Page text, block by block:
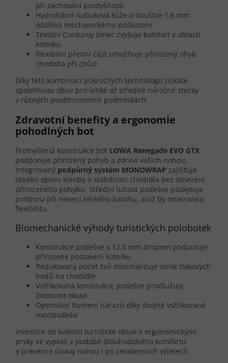
při zachování prodyšnosti
Hydrofobní nubuková kůže o tloušťce 1,6 mm
odolává mechanickému poškození
Textilní Corduroy límec zvyšuje komfort v oblasti
kotníku
Flexibilní přední část umožňuje přirozený ohyb
chodidla při chůzi
Díky této kombinaci pokročilých technologií získáte
spolehlivou obuv pro lehké až středně náročné stezky
v různých povětrnostních podmínkách.
Zdravotní benefity a ergonomie
pohodlných bot
Promyšlená konstrukce bot LOWA Renegade EVO GTX
podporuje přirozený pohyb a zdraví vašich nohou.
Integrovaný podpůrný systém MONOWRAP zajišťuje
ideální oporu klenby a stabilizaci chodidla bez omezení
přirozeného pohybu. Střední tuhost podešve poskytuje
podporu při nesení lehkého batohu, aniž by omezovala
flexibilitu.
Biomechanické výhody turistických polobotek
Konstrukce podešve s 12,0 mm dropem podporuje
přirozené postavení kotníku
Redukovaný počet švů minimalizuje vznik tlakových
bodů na chodidle
Vstřikovaná konstrukce podešve prodlužuje
životnost obuvi
Optimální tlumení nárazů díky dvojitě vstřikované
mezipodešvi
Investice do kvalitní turistické obuvi s ergonomickými
prvky se vyplatí v podobě dlouhodobého komfortu
a prevence únavy nohou i po celodenních výletech.